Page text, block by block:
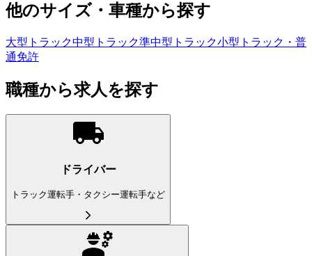
他のサイズ・車種から探す
大型トラック中型トラック準中型トラック小型トラック・普
通免許
職種から求人を探す
ドライバー
トラック運転手・タクシー運転手など